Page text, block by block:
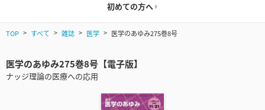
初めての方へ
TOP すべて 雑誌 医学 医学のあゆみ275巻8号
医学のあゆみ275巻8号【電子版】
ナッジ理論の医療への応用